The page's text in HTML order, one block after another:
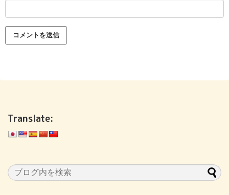
Translate: